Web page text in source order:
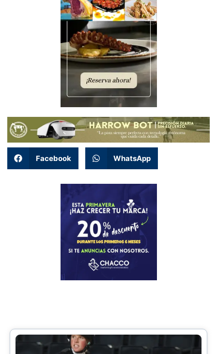
Facebook WhatsApp